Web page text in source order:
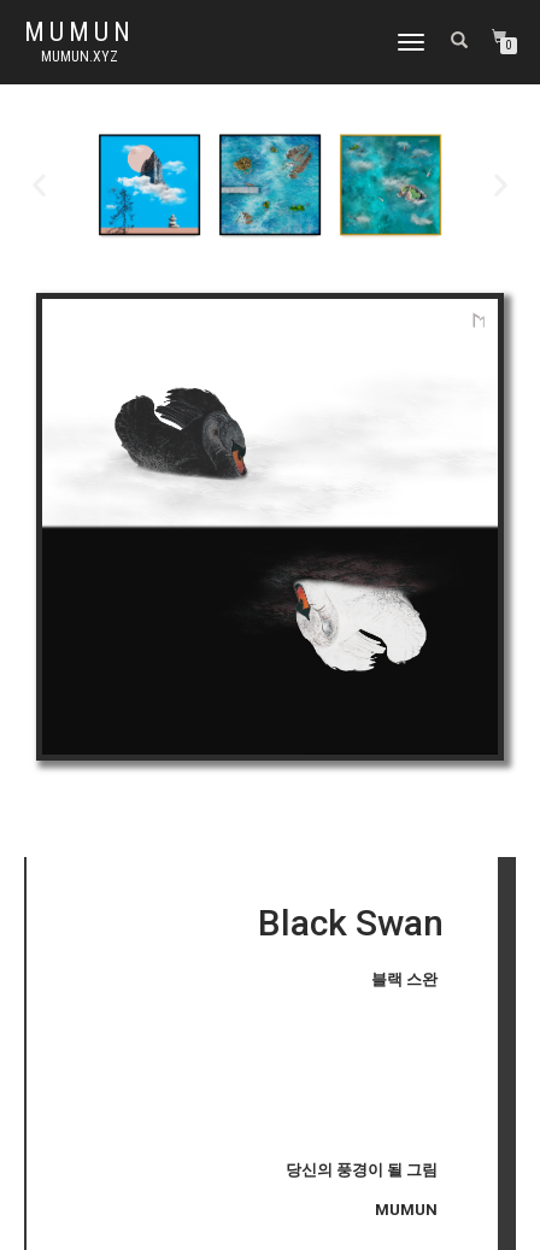
MUMUN
MUMUN.XYZ
토
내
게
이
션
0
Black Swan
블랙 스완
당신의 풍경이 될 그림
MUMUN